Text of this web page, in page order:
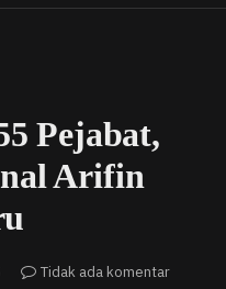
Pejabat,
Arifin
Tidak ada komentar